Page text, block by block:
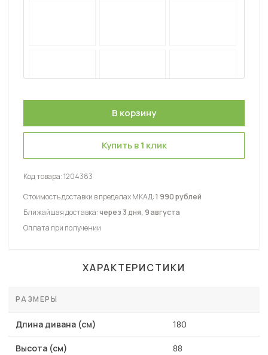
Купить в 1 клик
Код товара:1204383
Стоимость доставки в пределах МКАД:1 990 рублей
Ближайшая доставка:через 3 дня, 9 августа
Оплата при получении
ХАРАКТЕРИСТИКИ
РАЗМЕРЫ
Длина дивана (см) 180
Высота (см) 88